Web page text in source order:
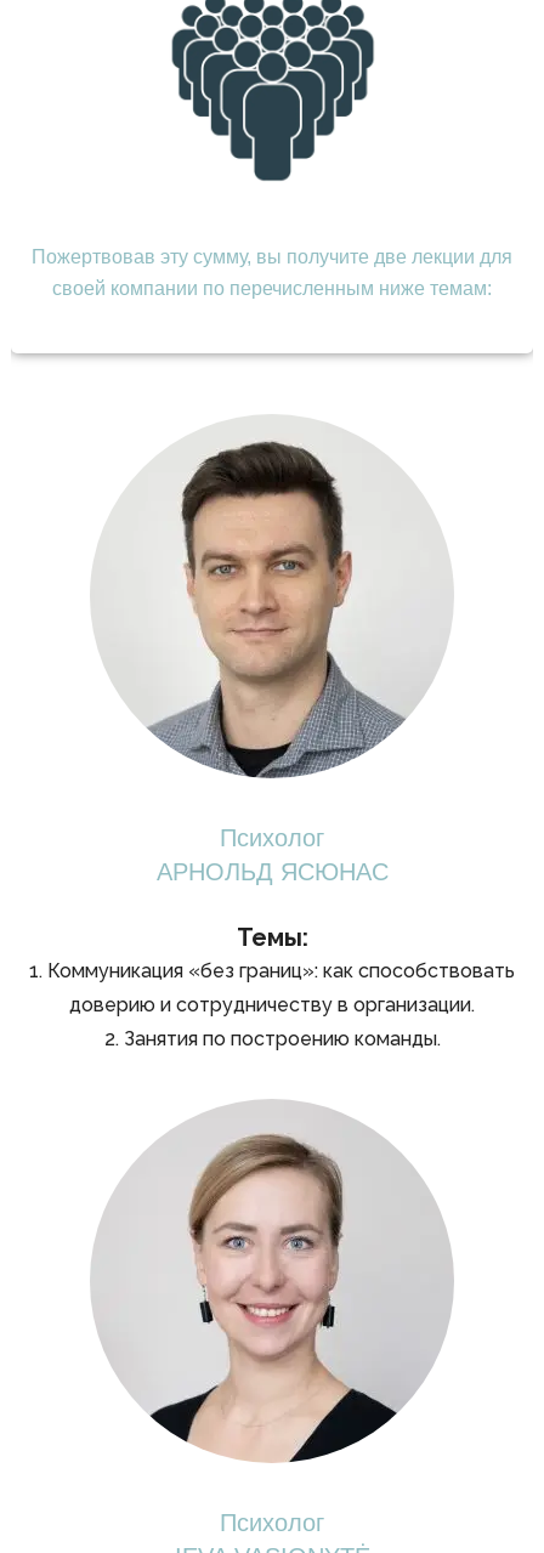
Пожертвовав эту сумму, вы получите две лекции для
своей компании по перечисленным ниже темам:
Психолог
АРНОЛЬД ЯСЮНАС
Темы:
1. Коммуникация «без границ»: как способствовать
доверию и сотрудничеству в организации.
2. Занятия по построению команды.
Психолог